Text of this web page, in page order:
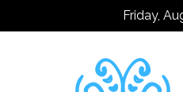
Friday,